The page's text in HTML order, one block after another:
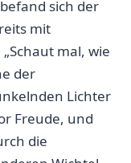
sich der
mit
mal,‌ wie⁢
der
Lichter
Freude, und
die